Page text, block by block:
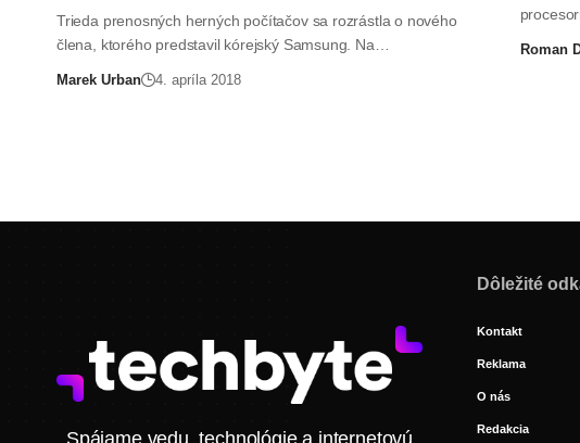
Trieda prenosných herných počítačov sa rozrástla o nového
člena, ktorého predstavil kórejský Samsung. Na…
Marek Urban 4. apríla 2018
Roman
Dôležité
Kontakt
Reklama
O nás
Redakcia